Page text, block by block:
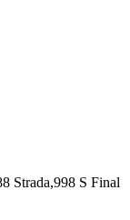
Strada,998 S Final